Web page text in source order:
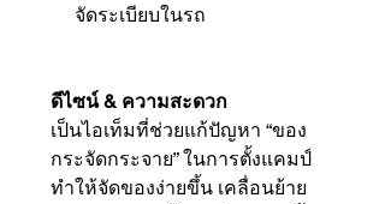
จัดระเบียบในรถ
ดีไซน์ & ความสะดวก
เป็นไอเท็มที่ช่วยแก้ปัญหา “ของ
กระจัดกระจาย” ในการตั้งแคมป์
ทำให้จัดของง่ายขึ้น เคลื่อนย้าย